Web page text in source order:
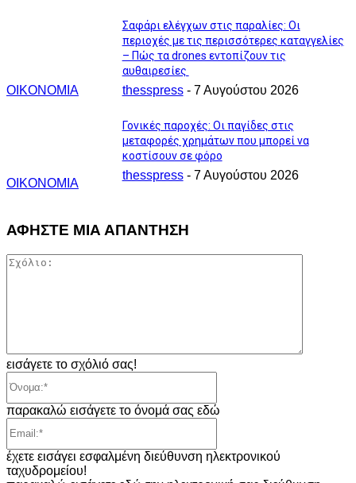
ΟΙΚΟΝΟΜΙΑ
Σαφάρι ελέγχων στις παραλίες: Οι
περιοχές με τις περισσότερες καταγγελίες
– Πώς τα drones εντοπίζουν τις
αυθαιρεσίες
thesspress - 7 Αυγούστου 2026
ΟΙΚΟΝΟΜΙΑ
Γονικές παροχές: Οι παγίδες στις
μεταφορές χρημάτων που μπορεί να
κοστίσουν σε φόρο
thesspress - 7 Αυγούστου 2026
ΑΦΗΣΤΕ ΜΙΑ ΑΠΑΝΤΗΣΗ
εισάγετε το σχόλιό σας!
παρακαλώ εισάγετε το όνομά σας εδώ
έχετε εισάγει εσφαλμένη διεύθυνση ηλεκτρονικού
ταχυδρομείου!